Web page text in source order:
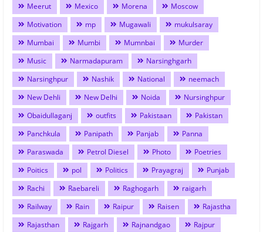
Meerut
Mexico Morena
Moscow
Motivation
mp Mugawali
mukulsaray
Mumbai
Mumbi Mumnbai
Murder
Music
Narmadapuram
Narsinghgarh
Narsinghpur
Nashik National
neemach
New Dehli
New Delhi Noida
Nursinghpur
Obaidullaganj
outfits Pakistaan
Pakistan
Panchkula
Panipath Panjab
Panna
Paraswada
Petrol Diesel Photo
Poetries
Poitics
pol Politics Prayagraj
Punjab
Rachi
Raebareli Raghogarh
raigarh
Railway
Rain Raipur Raisen
Rajastha
Rajasthan
Rajgarh Rajnandgao
Rajpur